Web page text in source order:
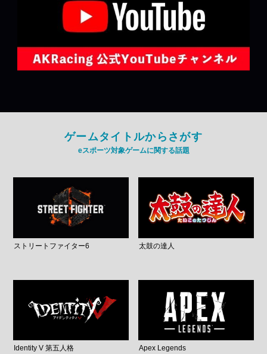
ゲームタイトルからさがす
eスポーツ対象ゲームに関する話題
ストリートファイター6 太鼓の達人
Identity V 第五人格 Apex Legends